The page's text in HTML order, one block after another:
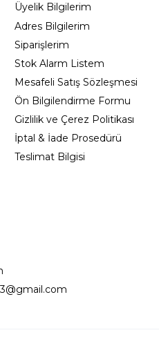
Üyelik Bilgilerim
Adres Bilgilerim
Siparişlerim
Stok Alarm Listem
Mesafeli Satış Sözleşmesi
Ön Bilgilendirme Formu
Gizlilik ve Çerez Politikası
İptal & İade Prosedürü
Teslimat Bilgisi